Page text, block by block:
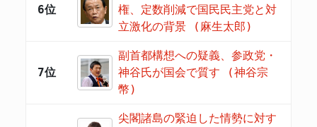
6位
権、定数削減で国民民主党と対
立激化の背景 (麻生太郎)
7位
副首都構想への疑義、参政党・
神谷氏が国会で質す (神谷宗
幣)
尖閣諸島の緊迫した情勢に対す